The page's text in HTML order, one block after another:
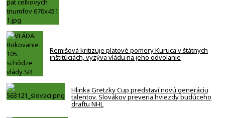
Remišová kritizuje platové pomery Kuruca v štátnych
inštitúciách, vyzýva vládu na jeho odvolanie
Hlinka Gretzky Cup predstaví novú generáciu
talentov. Slovákov preveria hviezdy budúceho
draftu NHL